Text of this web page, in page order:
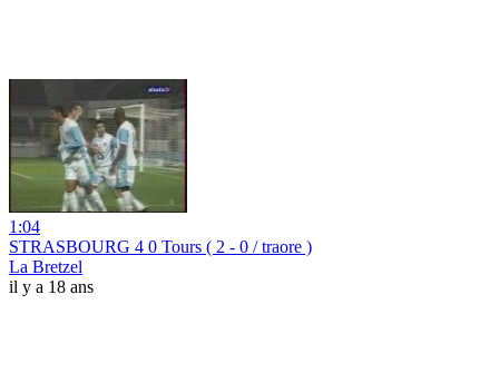
1:04
STRASBOURG 4 0 Tours ( 2 - 0 / traore )
La Bretzel
il y a 18 ans